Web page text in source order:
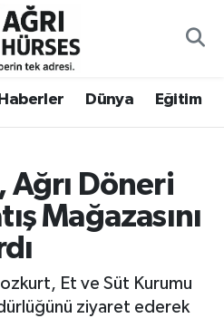
Dünya Eğitim
Ağrı Döneri
Mağazasını
Et ve Süt Kurumu
ziyaret ederek